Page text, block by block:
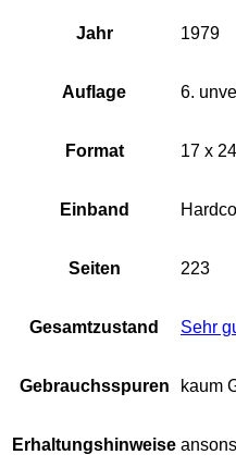
Jahr 1979
Auflage 6.
Format 17 x
Einband
Seiten 223
Gesamtzustand Sehr
Gebrauchsspuren kaum
Erhaltungshinweise